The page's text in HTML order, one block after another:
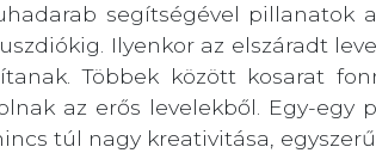
segítségével pillanatok
Ilyenkor az elszáradt
Többek között kosarat
az erős levelekből. Egy-
túl nagy kreativitása,